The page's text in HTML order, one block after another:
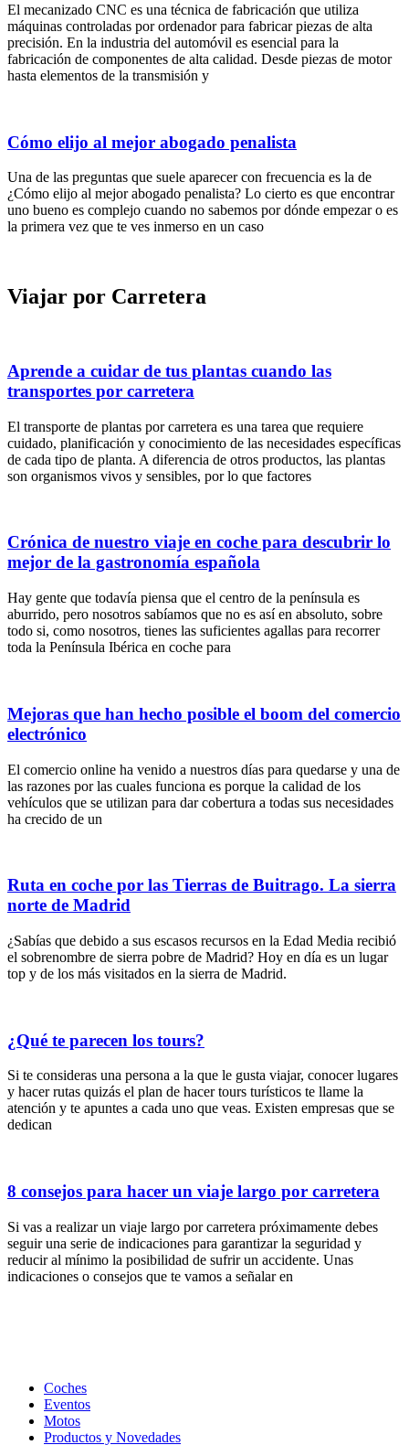
El mecanizado CNC es una técnica de fabricación que utiliza
máquinas controladas por ordenador para fabricar piezas de alta
precisión. En la industria del automóvil es esencial para la
fabricación de componentes de alta calidad. Desde piezas de motor
hasta elementos de la transmisión y
Cómo elijo al mejor abogado penalista
Una de las preguntas que suele aparecer con frecuencia es la de
¿Cómo elijo al mejor abogado penalista? Lo cierto es que encontrar
uno bueno es complejo cuando no sabemos por dónde empezar o es
la primera vez que te ves inmerso en un caso
Viajar por Carretera
Aprende a cuidar de tus plantas cuando las
transportes por carretera
El transporte de plantas por carretera es una tarea que requiere
cuidado, planificación y conocimiento de las necesidades específicas
de cada tipo de planta. A diferencia de otros productos, las plantas
son organismos vivos y sensibles, por lo que factores
Crónica de nuestro viaje en coche para descubrir lo
mejor de la gastronomía española
Hay gente que todavía piensa que el centro de la península es
aburrido, pero nosotros sabíamos que no es así en absoluto, sobre
todo si, como nosotros, tienes las suficientes agallas para recorrer
toda la Península Ibérica en coche para
Mejoras que han hecho posible el boom del comercio
electrónico
El comercio online ha venido a nuestros días para quedarse y una de
las razones por las cuales funciona es porque la calidad de los
vehículos que se utilizan para dar cobertura a todas sus necesidades
ha crecido de un
Ruta en coche por las Tierras de Buitrago. La sierra
norte de Madrid
¿Sabías que debido a sus escasos recursos en la Edad Media recibió
el sobrenombre de sierra pobre de Madrid? Hoy en día es un lugar
top y de los más visitados en la sierra de Madrid.
¿Qué te parecen los tours?
Si te consideras una persona a la que le gusta viajar, conocer lugares
y hacer rutas quizás el plan de hacer tours turísticos te llame la
atención y te apuntes a cada uno que veas. Existen empresas que se
dedican
8 consejos para hacer un viaje largo por carretera
Si vas a realizar un viaje largo por carretera próximamente debes
seguir una serie de indicaciones para garantizar la seguridad y
reducir al mínimo la posibilidad de sufrir un accidente. Unas
indicaciones o consejos que te vamos a señalar en
Coches
Eventos
Motos
Productos y Novedades